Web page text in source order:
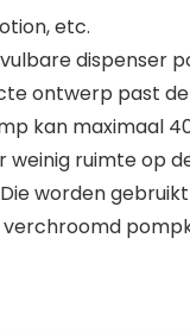
etc.
dispenser
ontwerp past
kan maximaal
ruimte op
worden